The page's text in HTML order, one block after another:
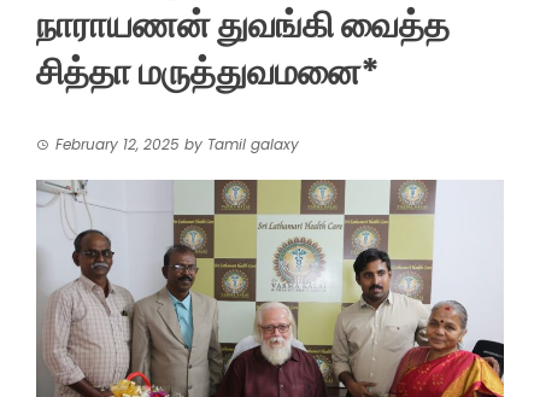
நாராயணன் துவங்கி வைத்த
சித்தா மருத்துவமனை*
February 12, 2025 by Tamil galaxy